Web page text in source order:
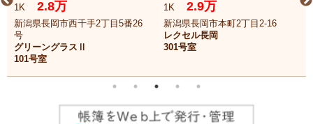
1K 2.8万
新潟県長岡市西千手2丁目5番26
号
グリーングラスⅡ
101号室
1K 2.9万
新潟県長岡市本町2丁目2-16
レクセル長岡
301号室